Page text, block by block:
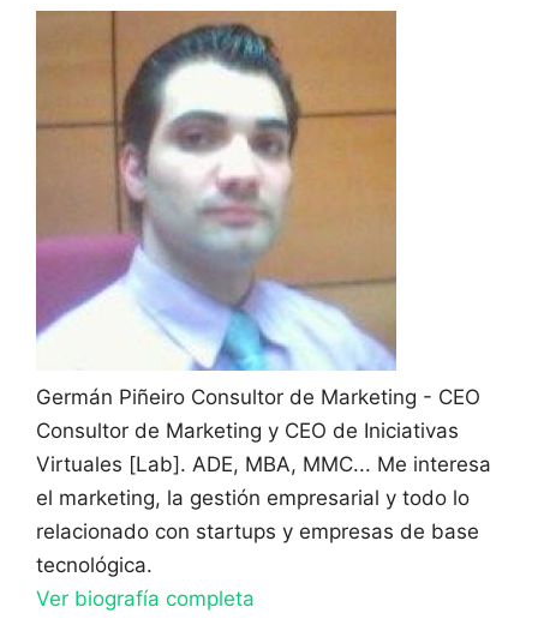
Germán Piñeiro Consultor de Marketing - CEO
Consultor de Marketing y CEO de Iniciativas
Virtuales [Lab]. ADE, MBA, MMC... Me interesa
el marketing, la gestión empresarial y todo lo
relacionado con startups y empresas de base
tecnológica.
Ver biografía completa